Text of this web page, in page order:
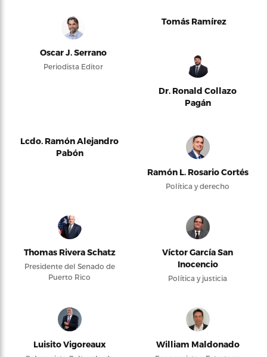
Oscar J. Serrano
Periodista Editor
Tomás Ramírez
Dr. Ronald Collazo
Pagán
Lcdo. Ramón Alejandro
Pabón
Ramón L. Rosario Cortés
Política y derecho
Thomas Rivera Schatz
Presidente del Senado de
Puerto Rico
Víctor García San
Inocencio
Política y justicia
Luisito Vigoreaux William Maldonado